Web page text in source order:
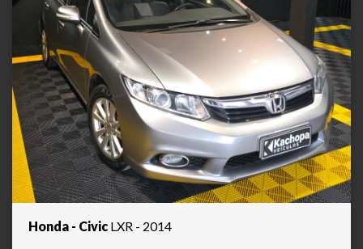
Honda - Civic LXR - 2014